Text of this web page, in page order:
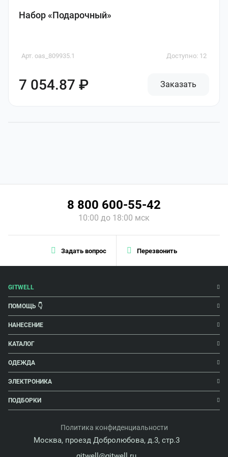
Набор «Подарочный»
Арт. oas_809935.1 Доступно: 12
7 054.87 ₽ Заказать
Задать вопрос Перезвонить
8 800 600-55-42
10:00 до 18:00 мск
GITWELL
ПОМОЩЬ 👇
НАНЕСЕНИЕ
КАТАЛОГ
ОДЕЖДА
ЭЛЕКТРОНИКА
ПОДБОРКИ
Политика конфиденциальности
Москва, проезд Добролюбова, д.3, стр.3